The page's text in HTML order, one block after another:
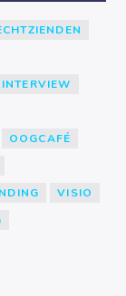
INTERVIEW
OOGCAFÉ
VISIO